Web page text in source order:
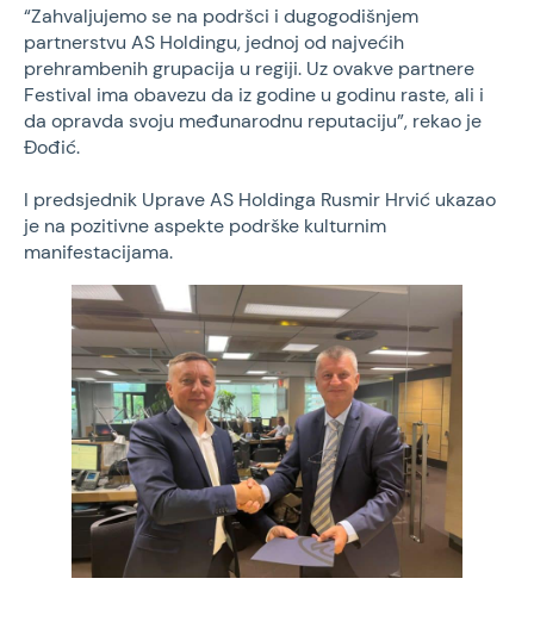
“Zahvaljujemo se na podršci i dugogodišnjem
partnerstvu AS Holdingu, jednoj od najvećih
prehrambenih grupacija u regiji. Uz ovakve partnere
Festival ima obavezu da iz godine u godinu raste, ali i
da opravda svoju međunarodnu reputaciju”, rekao je
Ðođić.
I predsjednik Uprave AS Holdinga Rusmir Hrvić ukazao
je na pozitivne aspekte podrške kulturnim
manifestacijama.